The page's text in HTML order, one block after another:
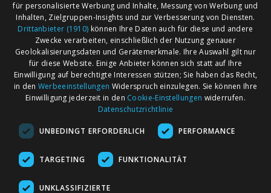
AGB
Impressum
Kontakt
Märkte nach Bundesländern
Märkte nach PLZ
Märkte nach Umkreis
Flohmarkt
für personalisierte Werbung und Inhalte, Messung von Werbung und
Inhalten, Zielgruppen-Insights und zur Verbesserung von Diensten.
Drittanbieter (1910) können Ihre Daten auch für diese und andere
Zwecke verarbeiten, einschließlich der Nutzung genauer
Geolokalisierungsdaten und Gerätemerkmale. Ihre Auswahl gilt nur
für diese Website. Einige Anbieter können sich statt auf Ihre
Einwilligung auf berechtigte Interessen stützen; Sie haben das Recht,
in den Werbeeinstellungen Widerspruch einzulegen. Sie können Ihre
Einwilligung jederzeit in den Cookie-Einstellungen widerrufen.
Datenschutzrichtlinie
UNBEDINGT ERFORDERLICH PERFORMANCE
TARGETING FUNKTIONALITÄT
UNKLASSIFIZIERTE